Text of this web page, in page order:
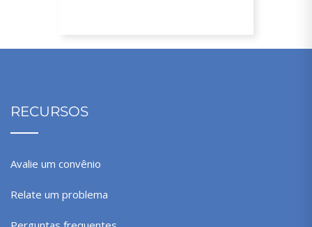
RECURSOS
Avalie um convênio
Relate um problema